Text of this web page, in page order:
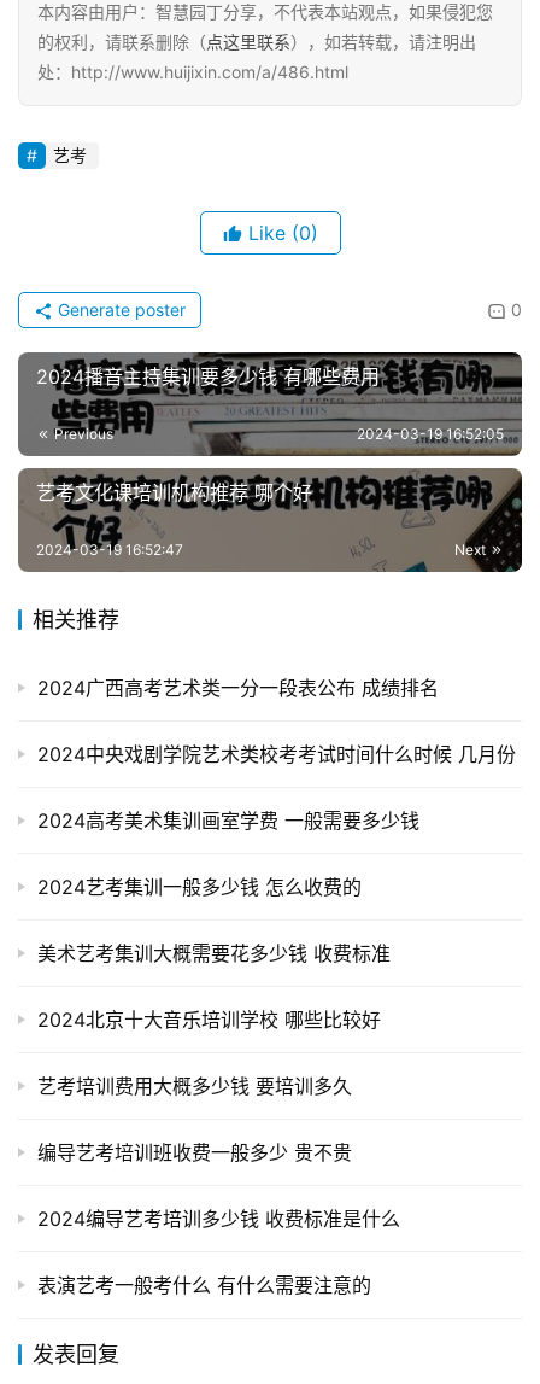
本内容由用户：智慧园丁分享，不代表本站观点，如果侵犯您
的权利，请联系删除（点这里联系），如若转载，请注明出
处：http://www.huijixin.com/a/486.html
艺考
Like (0)
0
Generate poster
2024播音主持集训要多少钱 有哪些费用
Previous 2024-03-19 16:52:05
艺考文化课培训机构推荐 哪个好
Next
2024-03-19 16:52:47
相关推荐
2024广西高考艺术类一分一段表公布 成绩排名
2024中央戏剧学院艺术类校考考试时间什么时候 几月份
2024高考美术集训画室学费 一般需要多少钱
2024艺考集训一般多少钱 怎么收费的
美术艺考集训大概需要花多少钱 收费标准
2024北京十大音乐培训学校 哪些比较好
艺考培训费用大概多少钱 要培训多久
编导艺考培训班收费一般多少 贵不贵
2024编导艺考培训多少钱 收费标准是什么
表演艺考一般考什么 有什么需要注意的
发表回复